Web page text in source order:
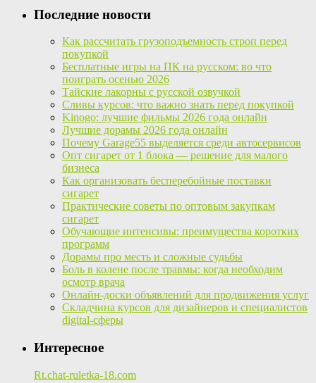
Последние новости
Как рассчитать грузоподъемность строп перед
покупкой
Бесплатные игры на ПК на русском: во что
поиграть осенью 2026
Тайские лакорны с русской озвучкой
Сливы курсов: что важно знать перед покупкой
Kinogo: лучшие фильмы 2026 года онлайн
Лучшие дорамы 2026 года онлайн
Почему Garage55 выделяется среди автосервисов
Опт сигарет от 1 блока — решение для малого
бизнеса
Как организовать бесперебойные поставки
сигарет
Практические советы по оптовым закупкам
сигарет
Обучающие интенсивы: преимущества коротких
программ
Дорамы про месть и сложные судьбы
Боль в колене после травмы: когда необходим
осмотр врача
Онлайн-доски объявлений для продвижения услуг
Складчина курсов для дизайнеров и специалистов
digital-сферы
Интересное
Rt.chat-ruletka-18.com